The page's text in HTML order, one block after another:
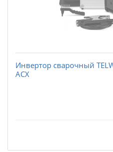
Инвертор сварочный
ACX